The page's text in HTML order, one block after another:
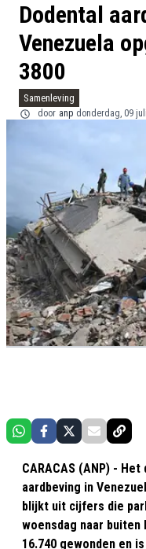
Dodental
Venezuela
3800
Samenleving
door anp donderdag, 09
CARACAS (ANP) -
aardbeving in
blijkt uit cijfers die
woensdag naar
16.740 gewonden en